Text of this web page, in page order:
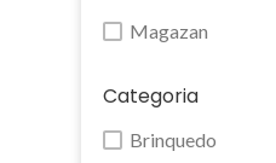
Magazan
Categoria
Brinquedo